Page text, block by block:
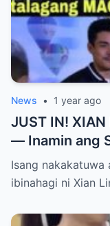
News • 1 year ago
JUST IN! XIAN
— Inamin ang
Pagbubuntis
Matagal na
Rebelasyong
Isang nakakatuwa
ibinahagi ni Xian